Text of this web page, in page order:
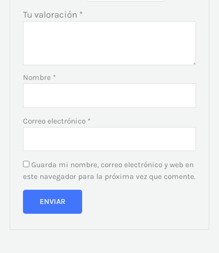
Tu valoración *
Nombre *
Correo electrónico *
Guarda mi nombre, correo electrónico y web en
este navegador para la próxima vez que comente.